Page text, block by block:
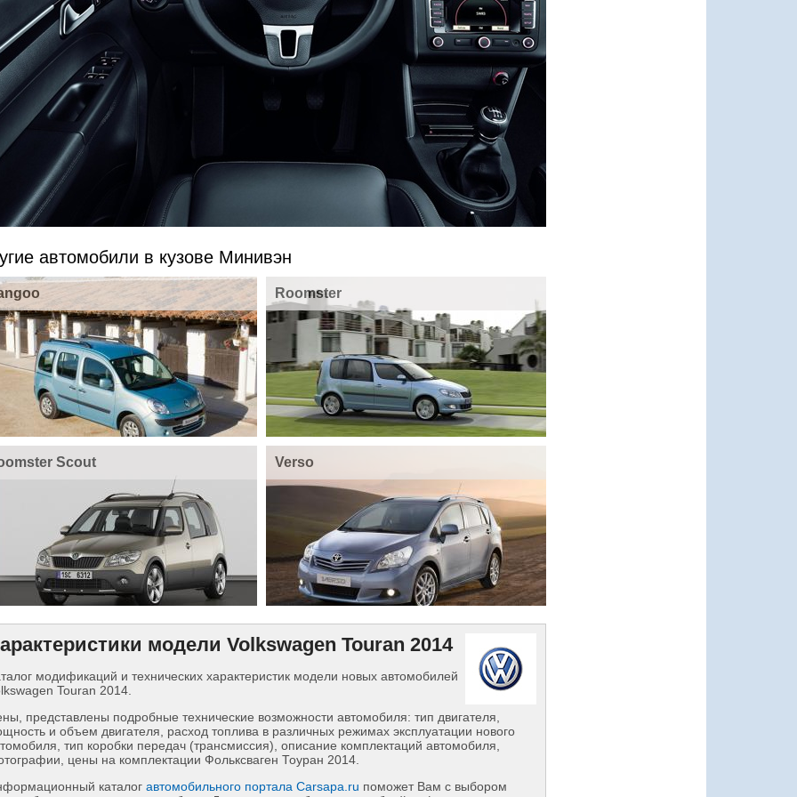
автомобили в кузове Минивэн
Roomster
Scout Verso
модели Volkswagen Touran 2014
модификаций и технических характеристик модели новых автомобилей
Touran 2014.
представлены подробные технические возможности автомобиля: тип двигателя,
и объем двигателя, расход топлива в различных режимах эксплуатации нового
тип коробки передач (трансмиссия), описание комплектаций автомобиля,
цены на комплектации Фольксваген Тоуран 2014.
каталог автомобильного портала Carsapa.ru поможет Вам с выбором